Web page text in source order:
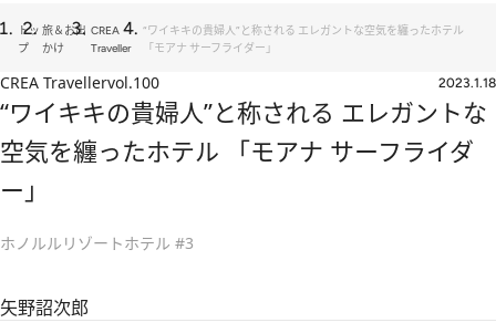
トッ
プ
旅＆お出
かけ
CREA
Traveller
“ワイキキの貴婦人”と称される エレガントな空気を纏ったホテル
「モアナ サーフライダー」
CREA Travellervol.100 2023.1.18
“ワイキキの貴婦人”と称される エレガントな
空気を纏ったホテル 「モアナ サーフライダ
ー」
ホノルルリゾートホテル #3
矢野詔次郎